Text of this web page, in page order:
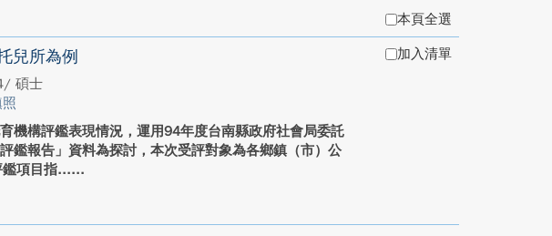
本頁全選
兒所為例
碩士
機構評鑑表現情況，運用94年度台南縣政府社會局委託
鑑報告」資料為探討，本次受評對象為各鄉鎮（市）公
項目指...
加入清單